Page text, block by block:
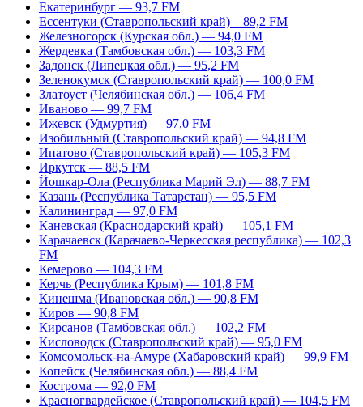
Екатеринбург — 93,7 FM
Ессентуки (Ставропольский край) – 89,2 FM
Железногорск (Курская обл.) — 94,0 FM
Жердевка (Тамбовская обл.) — 103,3 FM
Задонск (Липецкая обл.) — 95,2 FM
Зеленокумск (Ставропольский край) — 100,0 FM
Златоуст (Челябинская обл.) — 106,4 FM
Иваново — 99,7 FM
Ижевск (Удмуртия) — 97,0 FM
Изобильный (Ставропольский край) — 94,8 FM
Ипатово (Ставропольский край) — 105,3 FM
Иркутск — 88,5 FM
Йошкар-Ола (Республика Марий Эл) — 88,7 FM
Казань (Республика Татарстан) — 95,5 FM
Калининград — 97,0 FM
Каневская (Краснодарский край) — 105,1 FM
Карачаевск (Карачаево-Черкесская республика) — 102,3
FM
Кемерово — 104,3 FM
Керчь (Республика Крым) — 101,8 FM
Кинешма (Ивановская обл.) — 90,8 FM
Киров — 90,8 FM
Кирсанов (Тамбовская обл.) — 102,2 FM
Кисловодск (Ставропольский край) — 95,0 FM
Комсомольск-на-Амуре (Хабаровский край) — 99,9 FM
Копейск (Челябинская обл.) — 88,4 FM
Кострома — 92,0 FM
Красногвардейское (Ставропольский край) — 104,5 FM